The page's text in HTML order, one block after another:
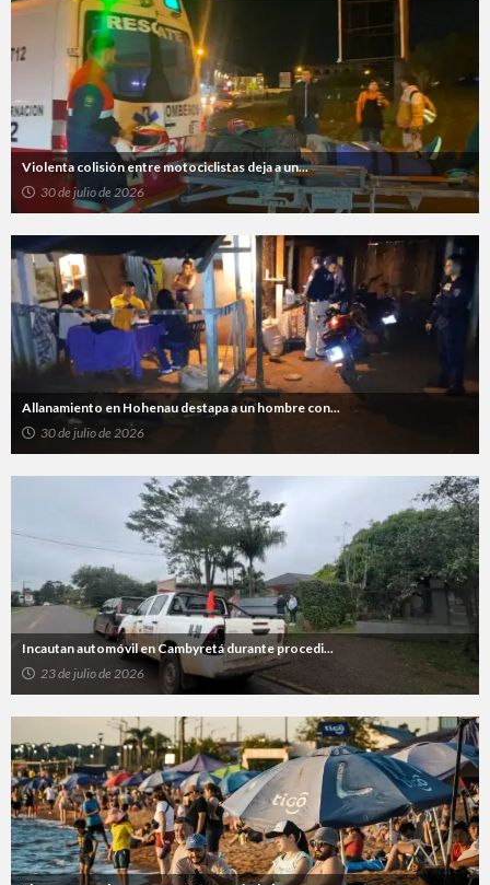
Violenta colisión entre motociclistas deja a un...
30 de julio de 2026
Allanamiento en Hohenau destapa a un hombre con...
30 de julio de 2026
Incautan automóvil en Cambyretá durante procedi...
23 de julio de 2026